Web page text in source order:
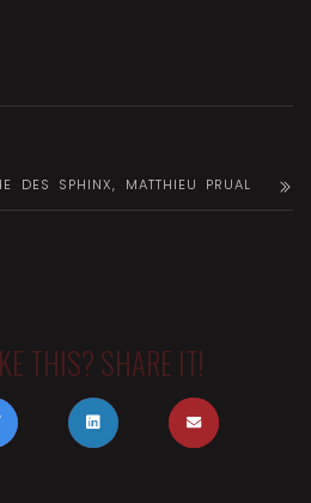
DES SPHINX, MATTHIEU PRUAL
THIS? SHARE IT!